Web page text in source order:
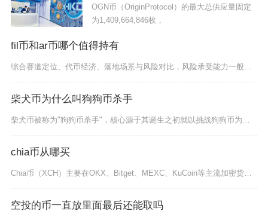
OGN币（OriginProtocol）的最大总供应量固定
为1,409,664,846枚，
fil币和ar币哪个值得持有
综合赛道定位、代币经济、落地场景与风险对比，风险承受能力一般、追求中长期稳健布局的投资者优
柴犬币为什么叫狗狗币杀手
柴犬币被称为"狗狗币杀手"，核心源于其诞生之初就以挑战狗狗币为定位、靠差异化通证与生态设计
chia币从哪买
Chia币（XCH）主要在OKX、Bitget、MEXC、KuCoin等主流加密货币交易所
空投的币一直放里面最后还能取吗